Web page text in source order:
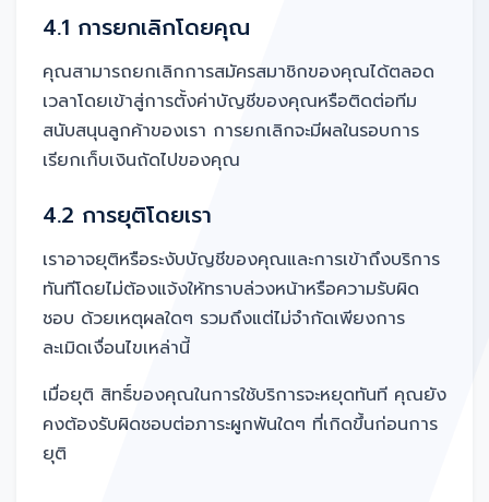
4.1 การยกเลิกโดยคุณ
คุณสามารถยกเลิกการสมัครสมาชิกของคุณได้ตลอด
เวลาโดยเข้าสู่การตั้งค่าบัญชีของคุณหรือติดต่อทีม
สนับสนุนลูกค้าของเรา การยกเลิกจะมีผลในรอบการ
เรียกเก็บเงินถัดไปของคุณ
4.2 การยุติโดยเรา
เราอาจยุติหรือระงับบัญชีของคุณและการเข้าถึงบริการ
ทันทีโดยไม่ต้องแจ้งให้ทราบล่วงหน้าหรือความรับผิด
ชอบ ด้วยเหตุผลใดๆ รวมถึงแต่ไม่จำกัดเพียงการ
ละเมิดเงื่อนไขเหล่านี้
เมื่อยุติ สิทธิ์ของคุณในการใช้บริการจะหยุดทันที คุณยัง
คงต้องรับผิดชอบต่อภาระผูกพันใดๆ ที่เกิดขึ้นก่อนการ
ยุติ